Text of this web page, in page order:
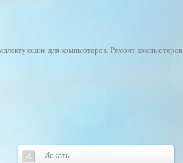
для компьютеров. Ремонт компьютеров